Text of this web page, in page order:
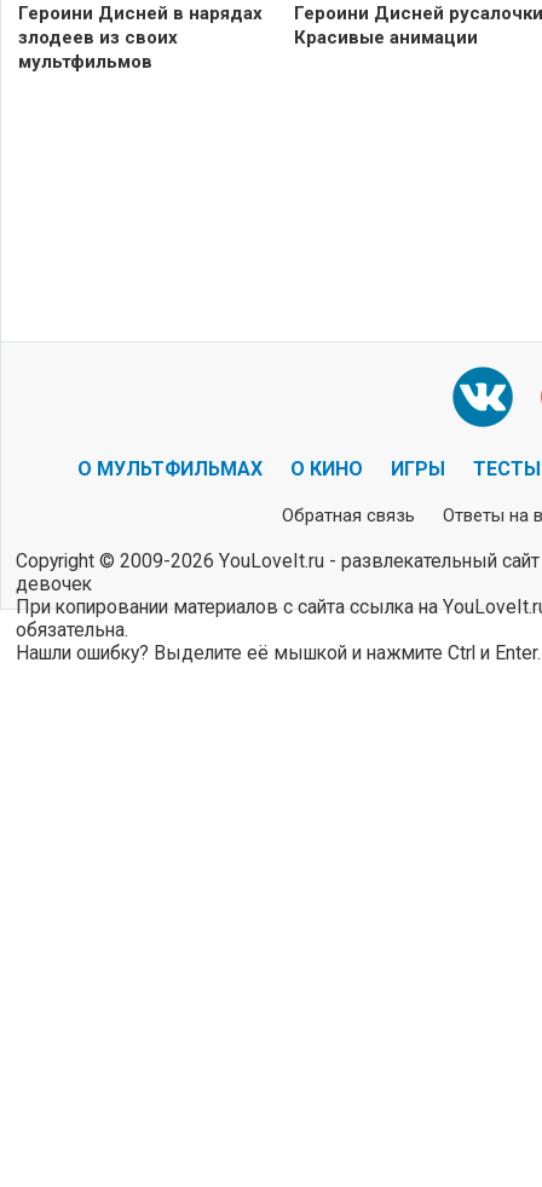
Героини Дисней в нарядах
злодеев из своих
мультфильмов
Героини Дисней
Красивые анимации
О МУЛЬТФИЛЬМАХ О КИНО ИГРЫ ТЕСТЫ
Обратная связь Ответы на
Copyright © 2009-2026 YouLoveIt.ru - развлекательный
девочек
При копировании материалов с сайта ссылка на
обязательна.
Нашли ошибку? Выделите её мышкой и нажмите Ctrl и Enter.